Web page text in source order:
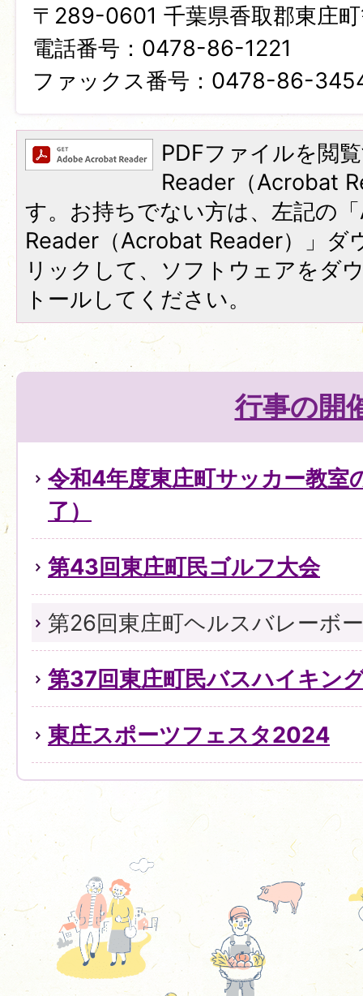
〒289-0601 千葉県香取郡東庄
電話番号：0478-86-1221
ファックス番号：0478-86-
PDFファイルを閲
Reader（Acrobat
す。お持ちでない方は、左記の
Reader（Acrobat Reader）」ダ
リックして、ソフトウェアをダ
トールしてください。
行事の開
令和4年度東庄町サッカー教室
了）
第43回東庄町民ゴルフ大会
第26回東庄町ヘルスバレーボ
第37回東庄町民バスハイキン
東庄スポーツフェスタ2024